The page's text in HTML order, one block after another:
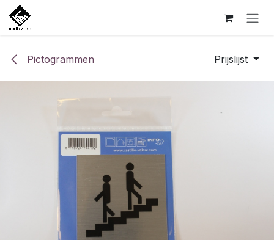
Overslaan naar inhoud
Pictogrammen Prijslijst